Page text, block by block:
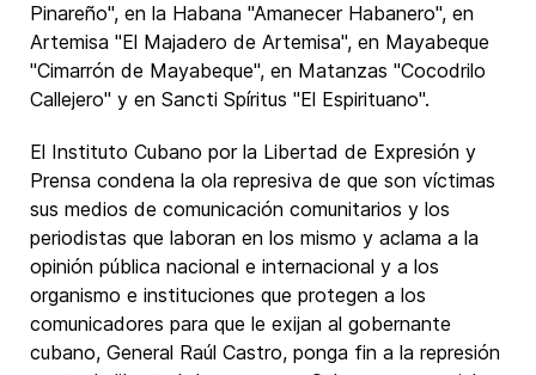
Pinareño", en la Habana "Amanecer Habanero", en
Artemisa "El Majadero de Artemisa", en Mayabeque
"Cimarrón de Mayabeque", en Matanzas "Cocodrilo
Callejero" y en Sancti Spíritus "El Espirituano".
El Instituto Cubano por la Libertad de Expresión y
Prensa condena la ola represiva de que son víctimas
sus medios de comunicación comunitarios y los
periodistas que laboran en los mismo y aclama a la
opinión pública nacional e internacional y a los
organismo e instituciones que protegen a los
comunicadores para que le exijan al gobernante
cubano, General Raúl Castro, ponga fin a la represión